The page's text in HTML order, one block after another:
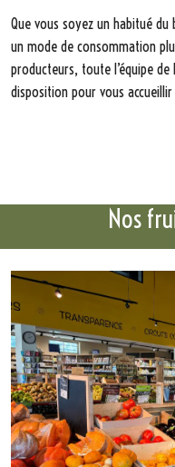
Que vous soyez un habitué
un mode de consommation
producteurs, toute l’équipe
disposition pour vous
Nos